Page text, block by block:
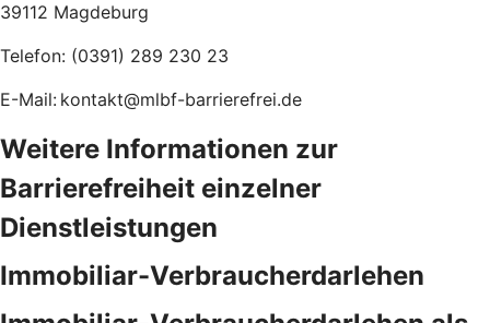
39112 Magdeburg
Telefon: (0391) 289 230 23
E-Mail: kontakt@mlbf-barrierefrei.de
Weitere Informationen zur
Barrierefreiheit einzelner
Dienstleistungen
Immobiliar-Verbraucherdarlehen